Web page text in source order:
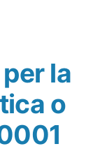
la
o